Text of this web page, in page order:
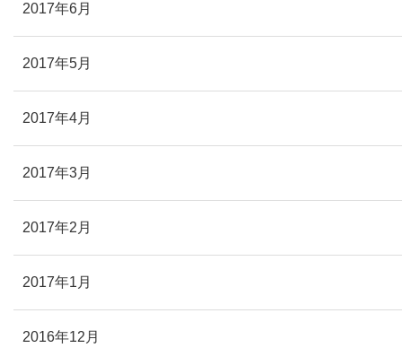
2017年6月
2017年5月
2017年4月
2017年3月
2017年2月
2017年1月
2016年12月